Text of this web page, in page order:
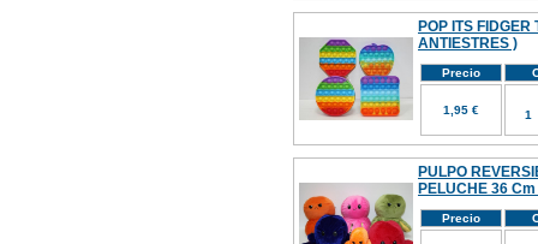
POP ITS FIDGER
ANTIESTRES )
Precio
1,95 €
PULPO
PELUCHE 36 Cm
Precio